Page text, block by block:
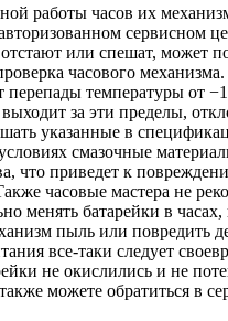
работы часов их
сервисном
или спешат, может
часового
перепады температуры от
за эти пределы,
указанные в
смазочные
что приведет к
часовые мастера не
менять батарейки в
пыль или повредить
все-таки следует
не окислились и не
можете обратиться в